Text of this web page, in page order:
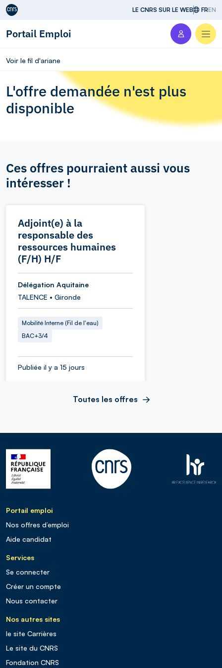
Aller au contenu LE CNRS SUR LE WEB FREN
Portail Emploi
Voir le fil d'ariane
L'offre demandée n'est plus
disponible
Ces offres pourraient aussi vous
intéresser !
Adjoint(e) à la
responsable des
ressources humaines
(F/H) H/F
Délégation Aquitaine
TALENCE • Gironde
Mobilité Interne (Fil de l'eau)
BAC+3/4
Publiée il y a 15 jours
Toutes les offres
Portail emploi
Nos offres d’emploi
Aide candidat
Services
Se connecter
Créer un compte
Nous contacter
Nos autres sites
le site Carrières
Le site du CNRS
Fondation CNRS